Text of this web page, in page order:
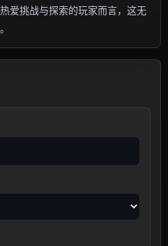
爱挑战与探索的玩家而言，这无